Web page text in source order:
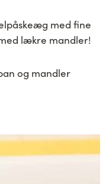
med fine
lækre mandler!